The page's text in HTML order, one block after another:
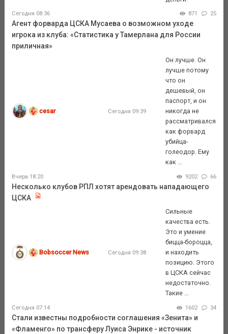
Сегодня 08:36 871 25
Агент форварда ЦСКА Мусаева о возможном уходе
игрока из клуба: «Статистика у Тамерлана для России
приличная»
cesar Сегодня 09:39
Он лучше. Он
лучше потому
что он
дешевый, он
паспорт, и он
никогда не
рассматривался
как форвард
убийца-
голеодор. Ему
как ...
Вчера 18:20 9202 66
Несколько клубов РПЛ хотят арендовать нападающего
ЦСКА
Bobsoccer News Сегодня 09:38
Сильные
качества есть.
Это и умение
бицца-бороцца,
и находить
позицию. Этого
в ЦСКА сейчас
недостаточно.
Такие ...
Сегодня 07:14 1602 34
Стали известны подробности соглашения «Зенита» и
«Фламенго» по трансферу Луиса Энрике - источник